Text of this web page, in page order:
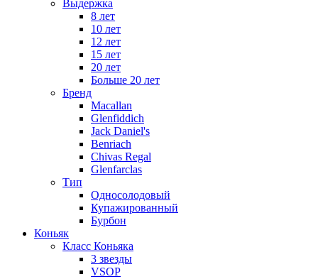
Выдержка
8 лет
10 лет
12 лет
15 лет
20 лет
Больше 20 лет
Бренд
Macallan
Glenfiddich
Jack Daniel's
Benriach
Chivas Regal
Glenfarclas
Тип
Односолодовый
Купажированный
Бурбон
Коньяк
Класс Коньяка
3 звезды
VSOP